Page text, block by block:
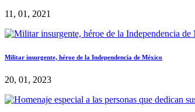
11, 01, 2021
Militar insurgente, héroe de la Independencia de México
20, 01, 2023